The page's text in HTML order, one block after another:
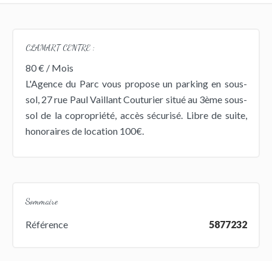
CLAMART CENTRE :
80 € / Mois
L'Agence du Parc vous propose un parking en sous-
sol, 27 rue Paul Vaillant Couturier situé au 3ème sous-
sol de la copropriété, accès sécurisé. Libre de suite,
honoraires de location 100€.
Sommaire
Référence 5877232